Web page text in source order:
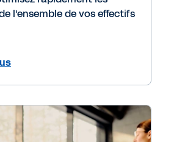
l'ensemble de vos effectifs